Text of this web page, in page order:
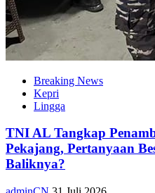
Breaking News
Kepri
Lingga
TNI AL Tangkap
Pekajang, Pertanyaan
Baliknya?